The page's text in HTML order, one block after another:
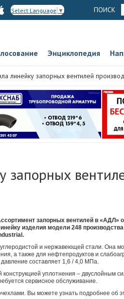
Select Language ▼ ПОИСК
Энциклопедия
линейку запорных вентилей
запорных вентилей в «АДЛ»
изделия модели 248
углеродистой и нержавеющей стали. Она
а также для нефтепродуктов и
составляет 1,6 / 4,0 МПа.
уплотнения – двуслойным
сервисное обслуживание.
Вы можете узнать подробнее об